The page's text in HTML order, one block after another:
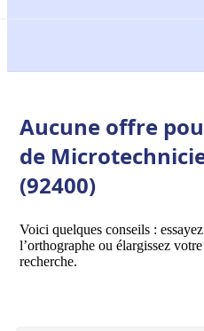
Aucune offre
de
(92400)
Voici quelques conseils :
l’orthographe ou élargissez
recherche.